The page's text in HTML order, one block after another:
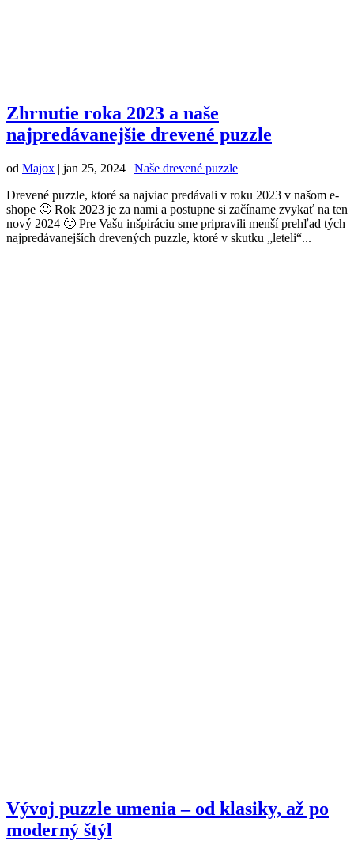
Zhrnutie roka 2023 a naše
najpredávanejšie drevené puzzle
od Majox | jan 25, 2024 | Naše drevené puzzle
Drevené puzzle, ktoré sa najviac predávali v roku 2023 v našom e-
shope 🙂 Rok 2023 je za nami a postupne si začíname zvykať na ten
nový 2024 🙂 Pre Vašu inšpiráciu sme pripravili menší prehľad tých
najpredávanejších drevených puzzle, ktoré v skutku „leteli“...
Vývoj puzzle umenia – od klasiky, až po
moderný štýl